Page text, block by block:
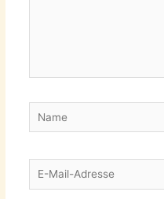
Name
E-
Mail-